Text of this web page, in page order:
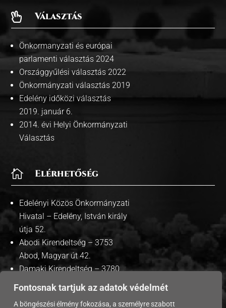
Fontosnak tartjuk az adatok védelmét
A böngészési élmény fokozása, a személyre szabott
 Választás
Önkormanyzati és európai
parlamenti választás 2024
Országgyűlési választás 2022
Önkormányzati választás 2019
Edelény időközi választás
2019. január 6.
2014. évi Helyi Önkormányzati
Választás
 Elérhetőség
Edelényi Közös Önkormányzati
Hivatal – Edelény, István király
útja 52.
Abodi Kirendeltség – 3753
Abod, Magyar út 42.
Damaki Kirendeltség – 3780
Damak, Szabadság út 35.